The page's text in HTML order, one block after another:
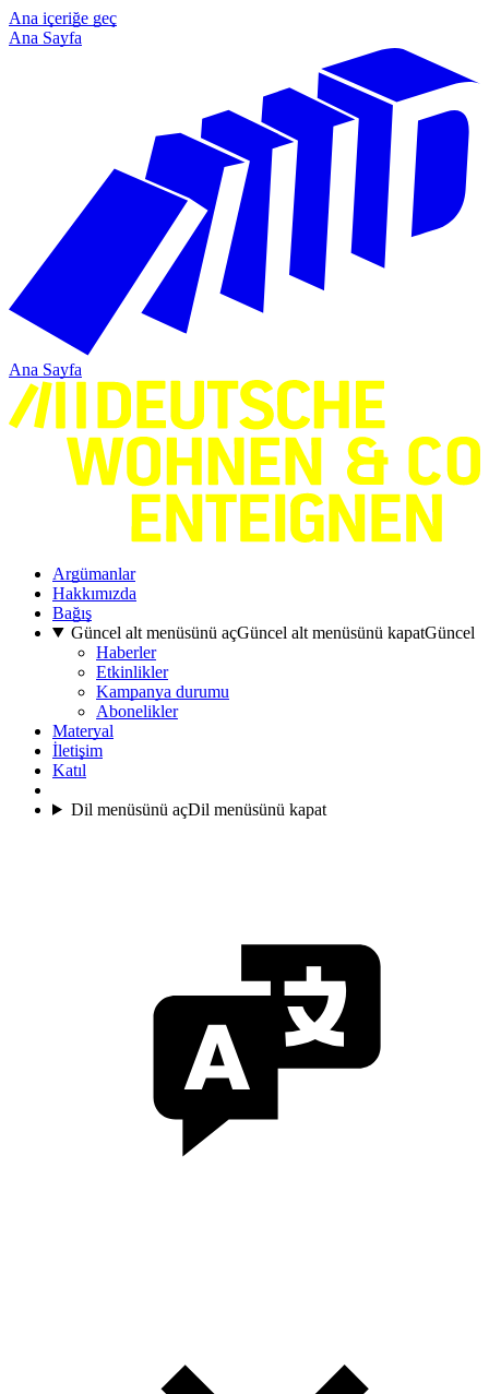
Ana içeriğe geç
Ana Sayfa
Ana Sayfa
Argümanlar
Hakkımızda
Bağış
Güncel alt menüsünü açGüncel alt menüsünü kapatGüncel
Haberler
Etkinlikler
Kampanya durumu
Abonelikler
Materyal
İletişim
Katıl
Dil menüsünü açDil menüsünü kapat